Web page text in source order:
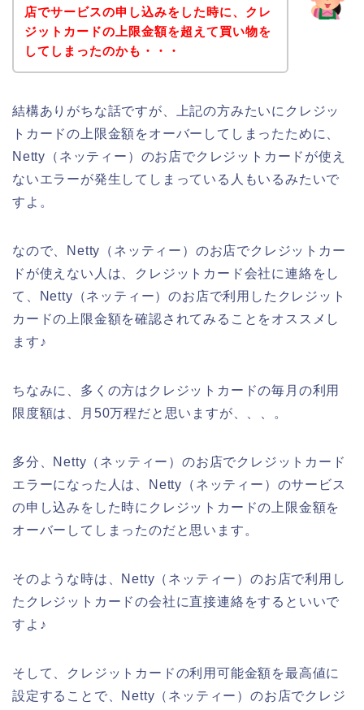
店でサービスの申し込みをした時に、クレ
ジットカードの上限金額を超えて買い物を
してしまったのかも・・・
結構ありがちな話ですが、上記の方みたいにクレジッ
トカードの上限金額をオーバーしてしまったために、
Netty（ネッティー）のお店でクレジットカードが使え
ないエラーが発生してしまっている人もいるみたいで
すよ。
なので、Netty（ネッティー）のお店でクレジットカー
ドが使えない人は、クレジットカード会社に連絡をし
て、Netty（ネッティー）のお店で利用したクレジット
カードの上限金額を確認されてみることをオススメし
ます♪
ちなみに、多くの方はクレジットカードの毎月の利用
限度額は、月50万程だと思いますが、、、。
多分、Netty（ネッティー）のお店でクレジットカード
エラーになった人は、Netty（ネッティー）のサービス
の申し込みをした時にクレジットカードの上限金額を
オーバーしてしまったのだと思います。
そのような時は、Netty（ネッティー）のお店で利用し
たクレジットカードの会社に直接連絡をするといいで
すよ♪
そして、クレジットカードの利用可能金額を最高値に
設定することで、Netty（ネッティー）のお店でクレジ